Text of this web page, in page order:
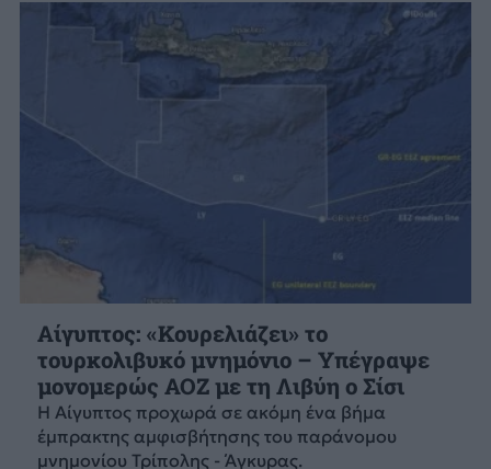
Αίγυπτος: «Κουρελιάζει» το
τουρκολιβυκό μνημόνιο – Υπέγραψε
μονομερώς ΑΟΖ με τη Λιβύη ο Σίσι
Η Αίγυπτος προχωρά σε ακόμη ένα βήμα
έμπρακτης αμφισβήτησης του παράνομου
μνημονίου Τρίπολης - Άγκυρας.